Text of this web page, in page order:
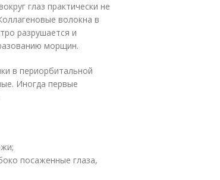
глаз практически не
волокна в
разрушается и
морщин.
в периорбитальной
Иногда первые
посаженные глаза,